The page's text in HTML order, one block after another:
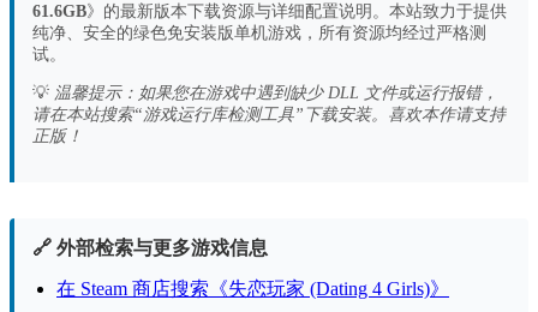
61.6GB》的最新版本下载资源与详细配置说明。本站致力于提供
纯净、安全的绿色免安装版单机游戏，所有资源均经过严格测
试。
💡 温馨提示：如果您在游戏中遇到缺少 DLL 文件或运行报错，
请在本站搜索“游戏运行库检测工具”下载安装。喜欢本作请支持
正版！
🔗 外部检索与更多游戏信息
在 Steam 商店搜索《失恋玩家 (Dating 4 Girls)》